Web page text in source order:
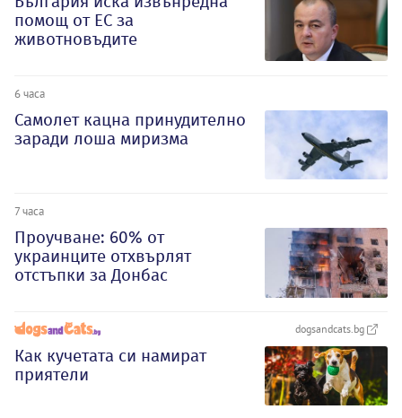
помощ от ЕС за
животновъдите
6 часа
Самолет кацна принудително
заради лоша миризма
7 часа
Проучване: 60% от
украинците отхвърлят
отстъпки за Донбас
dogsandcats.bg
Как кучетата си намират
приятели